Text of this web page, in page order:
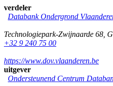
verdeler
Databank Ondergrond
Technologiepark-Zwijnaarde 68
+32 9 240 75 00
https://www.dov.vlaanderen.be
uitgever
Ondersteunend Centrum